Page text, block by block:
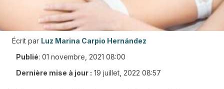
Écrit par Luz Marina Carpio Hernández
Publié: 01 novembre, 2021 08:00
Dernière mise à jour : 19 juillet, 2022 08:57